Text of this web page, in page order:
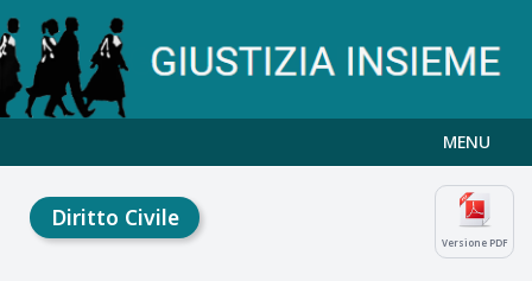
MENU
Versione PDF
Diritto Civile